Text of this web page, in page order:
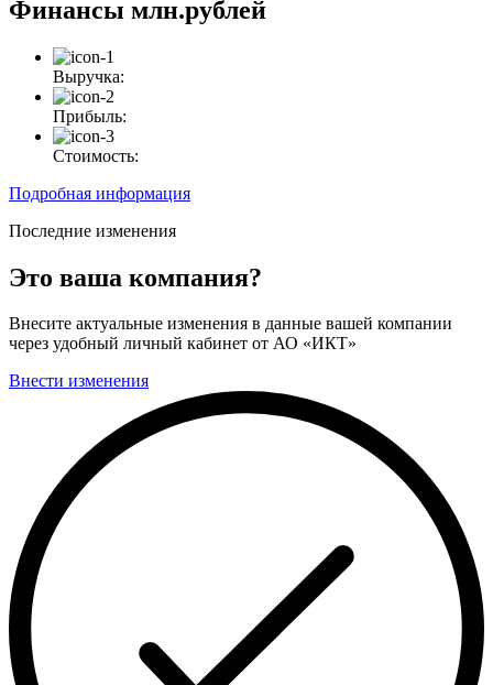
Финансы млн.рублей
Выручка:
Прибыль:
Стоимость:
Подробная информация
Последние изменения
Это ваша компания?
Внесите актуальные изменения в данные вашей компании
через удобный личный кабинет от АО «ИКТ»
Внести изменения